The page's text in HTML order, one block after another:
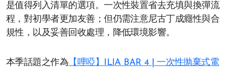
是值得列入清單的選項。一次性裝置省去充填與換彈流
程，對初學者更加友善；但仍需注意尼古丁成癮性與合
規性，以及妥善回收處理，降低環境影響。
本季話題之作為 【哩啞】ILIA BAR 4 | 一次性抛棄式電